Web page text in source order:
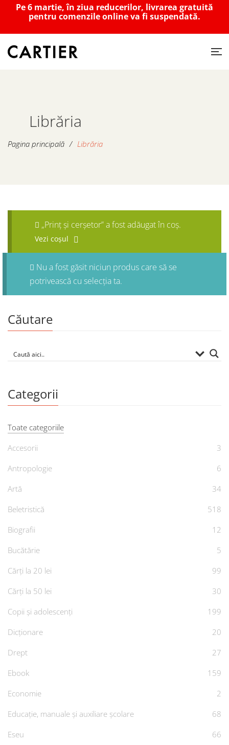
Pe 6 martie, în ziua reducerilor, livrarea gratuită
pentru comenzile online va fi suspendată.
Librăria
Pagina principală / Librăria
„Prinț și cerșetor” a fost adăugat în coș.
Vezi coșul
Nu a fost găsit niciun produs care să se
potrivească cu selecția ta.
Căutare
Categorii
Toate categoriile
Accesorii
3
Antropologie
6
Artă
34
Beletristică
518
Biografii
12
Bucătărie
5
Cărți la 20 lei
99
Cărți la 50 lei
30
Copii și adolescenți
199
Dicționare
20
Drept
27
Ebook
159
Economie
2
Educație, manuale și auxiliare școlare
68
Eseu
66